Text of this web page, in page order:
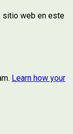
sitio web en este
Learn how your